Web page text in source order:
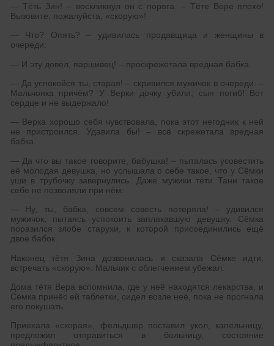
— Тёть Зин! – воскликнул он с порога. – Тёте Вере плохо!
Вызовите, пожалуйста, «скорую»!
— Что? Опять? – удивилась продавщица и женщины в
очереди:
— И эту довёл, паршивец! – проскрежетала вредная бабка.
— Да успокойся ты, старая! – скривился мужичок в очереди. –
Мальчонка причём? У Верки дочку убили, сын погиб! Вот
сердце и не выдержало!
— Верка хорошо себя чувствовала, пока этот негодник к ней
не пристроился. Удавила бы! – всё скрежетала вредная
бабка.
— Да что вы такое говорите, бабушка! – пыталась усовестить
её молодая девушка, но услышала о себе такое, что у Сёмки
уши в трубочку завернулись. Даже мужики тёти Тани такое
себе не позволяли при нём.
— Ну, ты, бабка, совсем совесть потеряла! – удивился
мужичок, пытаясь успокоить заплакавшую девушку. Сёмка
поразился злобе старухи, к которой присоединились ещё
двое бабок.
Наконец тётя Зина дозвонилась и сказала Сёмке идти,
встречать «скорую». Мальчик с облегчением убежал.
Дома тётя Вера вспомнила, где у неё находятся лекарства, и
Сёмка принёс ей таблетки, сидел возле неё, пока не прогнала
его покушать.
Приехала «скорая», фельдшер поставил укол, капельницу,
предложил отправиться в больницу, состояние